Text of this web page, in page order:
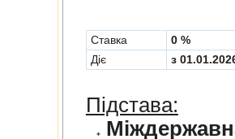
Cтавка
0 %
Діє
з
Підстава: